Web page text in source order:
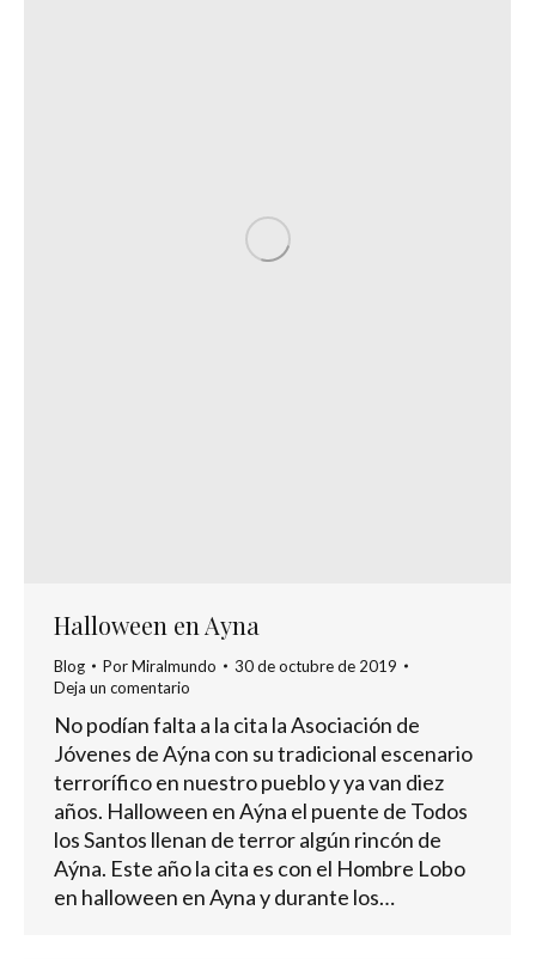
Halloween en Ayna
Blog PorMiralmundo
30 de octubre de 2019
Deja un comentario
No podían falta a la cita la Asociación de
Jóvenes de Aýna con su tradicional escenario
terrorífico en nuestro pueblo y ya van diez
años. Halloween en Aýna el puente de Todos
los Santos llenan de terror algún rincón de
Aýna. Este año la cita es con el Hombre Lobo
en halloween en Ayna y durante los…